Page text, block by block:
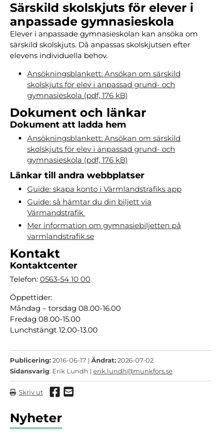
Särskild skolskjuts för elever i
anpassade gymnasieskola
Elever i anpassade gymnasieskolan kan ansöka om
särskild skolskjuts. Då anpassas skolskjutsen efter
elevens individuella behov.
Ansökningsblankett: Ansökan om särskild
skolskjuts för elev i anpassad grund- och
gymnasieskola (pdf, 176 kB)
Dokument och länkar
Dokument att ladda hem
Ansökningsblankett: Ansökan om särskild
skolskjuts för elev i anpassad grund- och
gymnasieskola (pdf, 176 kB)
Länkar till andra webbplatser
Guide: skapa konto i Värmlandstrafiks app
Guide: så hämtar du din biljett via
Värmandstrafik
Mer information om gymnasiebiljetten på
varmlandstrafik.se
Kontakt
Kontaktcenter
Telefon: 0563-54 10 00
Öppettider:
Måndag – torsdag 08.00-16.00
Fredag 08.00-15.00
Lunchstängt 12.00-13.00
Publicering:2016-06-17 | Ändrat:2026-07-02
Sidansvarig: Erik Lundh | erik.lundh@munkfors.se
Skriv ut Dela via Facebook
Dela via mail
Nyheter